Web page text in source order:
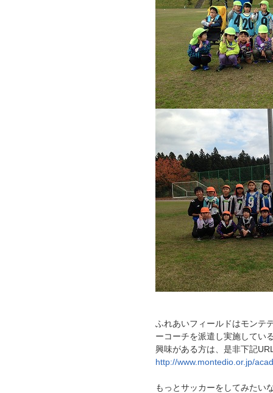
ふれあいフィールドはモンテ
ーコーチを派遣し実施してい
興味がある方は、是非下記
http://www.montedio.or.jp/
もっとサッカーをしてみたい